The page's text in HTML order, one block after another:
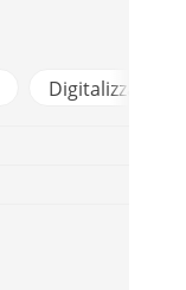
Digitalizzazione